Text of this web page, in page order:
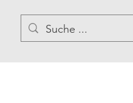
Newsletter